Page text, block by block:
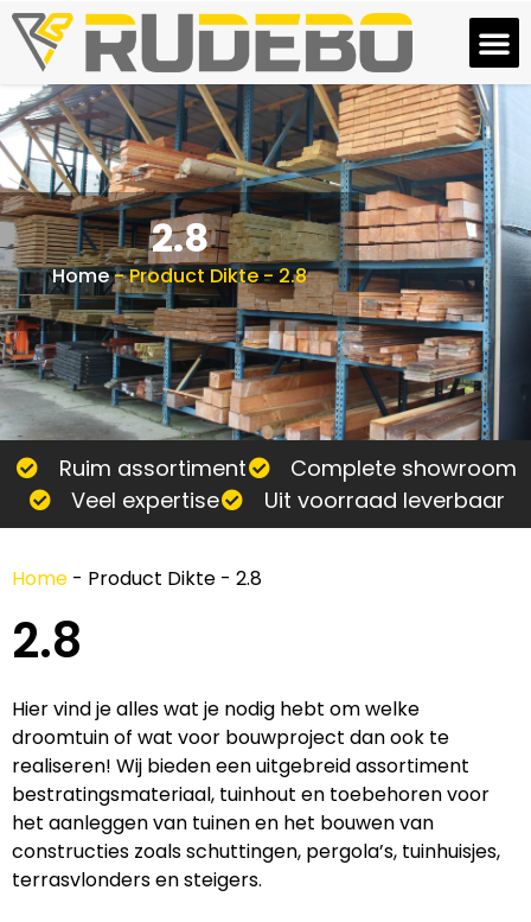
2.8
Home-Product Dikte-2.8
Ruim assortiment
Complete showroom
Veel expertise
Uit voorraad leverbaar
Home - Product Dikte - 2.8
2.8
Hier vind je alles wat je nodig hebt om welke
droomtuin of wat voor bouwproject dan ook te
realiseren! Wij bieden een uitgebreid assortiment
bestratingsmateriaal, tuinhout en toebehoren voor
het aanleggen van tuinen en het bouwen van
constructies zoals schuttingen, pergola’s, tuinhuisjes,
terrasvlonders en steigers.